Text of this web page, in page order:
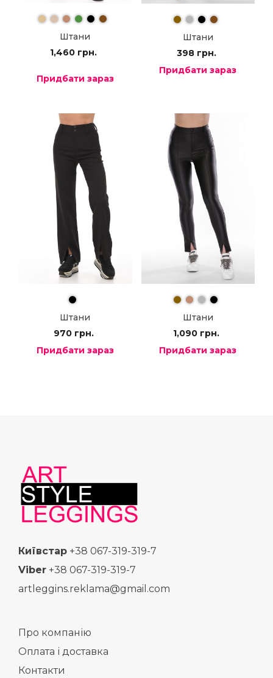
Штани
1,460 грн.
Придбати зараз
Штани
398 грн.
Придбати зараз
Штани
970 грн.
Придбати зараз
Штани
1,090 грн.
Придбати зараз
Київстар +38 067-319-319-7
Viber +38 067-319-319-7
artleggins.reklama@gmail.com
Про компанію
Оплата і доставка
Контакти